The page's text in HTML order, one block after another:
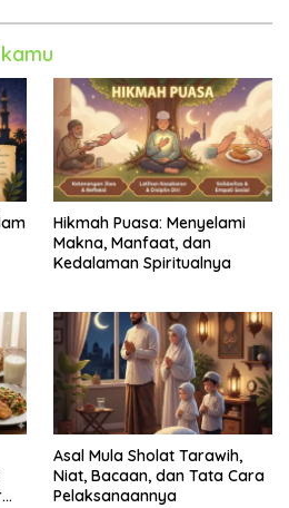
Hikmah Puasa: Menyelami
Makna, Manfaat, dan
Kedalaman Spiritualnya
Asal Mula Sholat Tarawih,
Niat, Bacaan, dan Tata Cara
Pelaksanaannya